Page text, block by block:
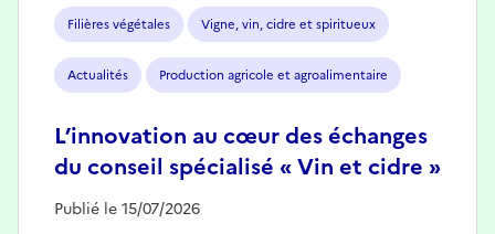
Filières végétales Vigne, vin, cidre et spiritueux
Actualités Production agricole et agroalimentaire
L’innovation au cœur des échanges
du conseil spécialisé « Vin et cidre »
Publié le 15/07/2026